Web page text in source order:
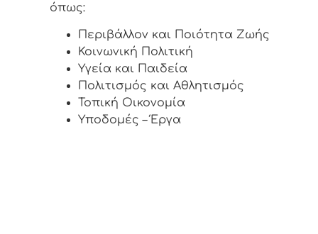
όπως:
Περιβάλλον και Ποιότητα Ζωής
Κοινωνική Πολιτική
Υγεία και Παιδεία
Πολιτισμός και Αθλητισμός
Τοπική Οικονομία
Υποδομές – Έργα